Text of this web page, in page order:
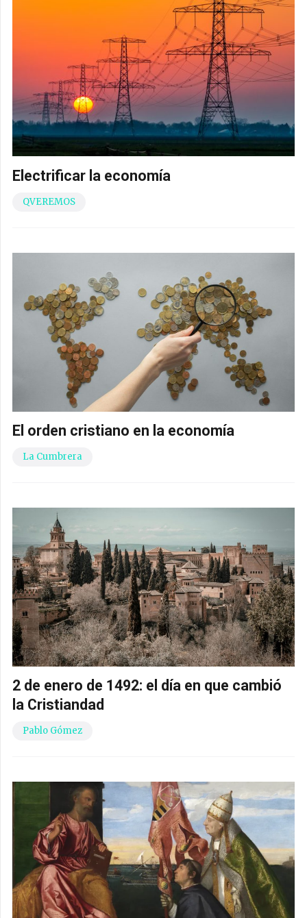
Electrificar la economía
QVEREMOS
El orden cristiano en la economía
La Cumbrera
2 de enero de 1492: el día en que cambió
la Cristiandad
Pablo Gómez